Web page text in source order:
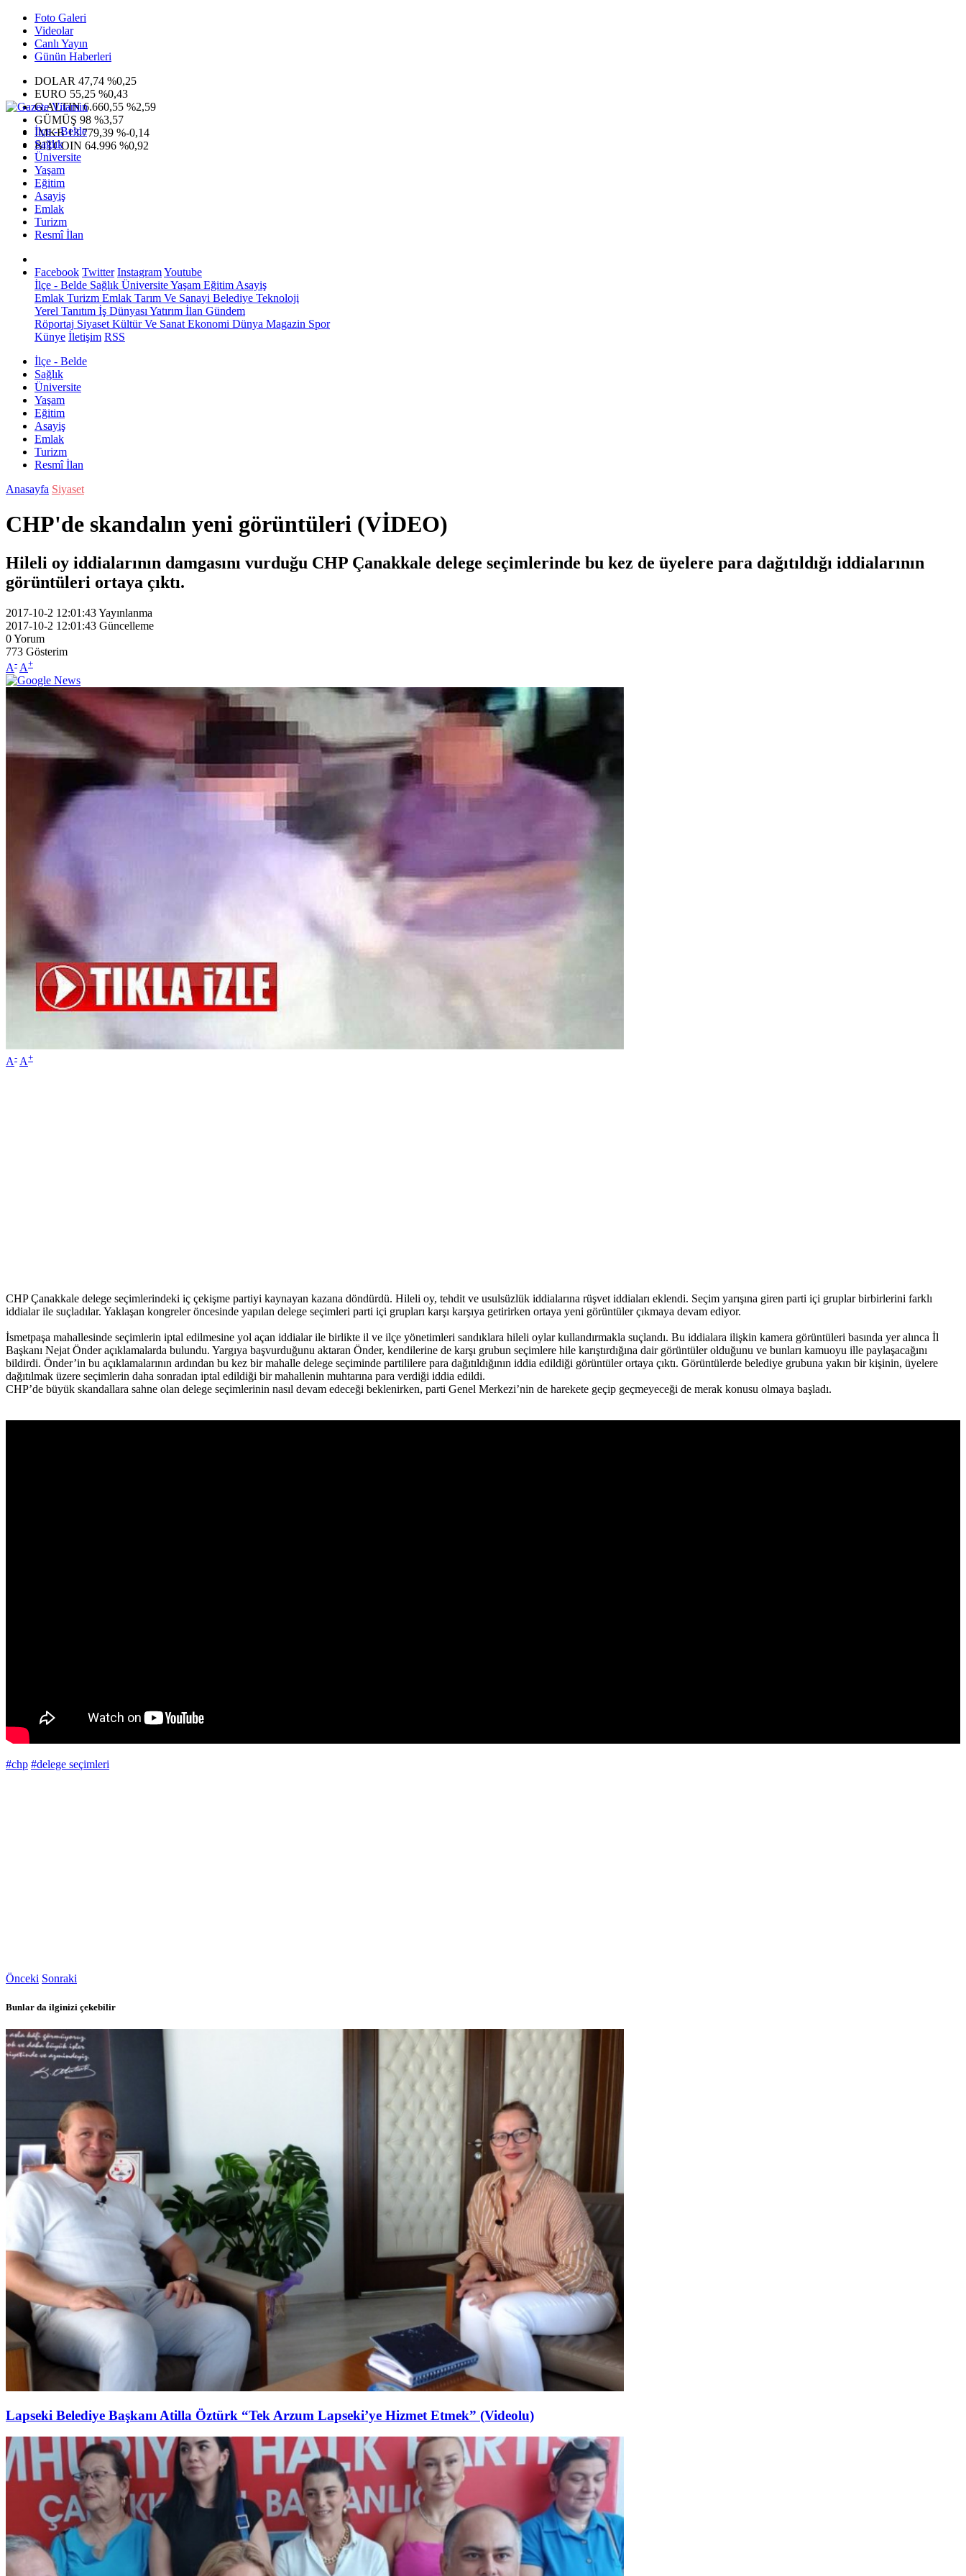
Foto Galeri
Videolar
Canlı Yayın
Günün Haberleri
DOLAR 47,74 %0,25
EURO 55,25 %0,43
G.ALTIN6.660,55 %2,59
GÜMÜŞ 98 %3,57
IMKB13.779,39 %-0,14
BITCOIN 64.996 %0,92
İlçe - Belde
Sağlık
Üniversite
Yaşam
Eğitim
Asayiş
Emlak
Turizm
Resmî İlan
Facebook Twitter InstagramYoutube
İlçe - Belde Sağlık ÜniversiteYaşam Eğitim Asayiş
Emlak Turizm Emlak Tarım Ve Sanayi Belediye Teknoloji
Yerel Tanıtım İş Dünyası Yatırım İlan Gündem
Röportaj Siyaset Kültür Ve Sanat Ekonomi Dünya Magazin Spor
Künye İletişim RSS
İlçe - Belde
Sağlık
Üniversite
Yaşam
Eğitim
Asayiş
Emlak
Turizm
Resmî İlan
Anasayfa Siyaset
CHP'de skandalın yeni görüntüleri (VİDEO)
Hileli oy iddialarının damgasını vurduğu CHP Çanakkale delege seçimlerinde bu kez de üyelere para dağıtıldığı iddialarının
görüntüleri ortaya çıktı.
2017-10-2 12:01:43Yayınlanma
2017-10-2 12:01:43 Güncelleme
0Yorum
773 Gösterim
A- A+
A- A+
CHP Çanakkale delege seçimlerindeki iç çekişme partiyi kaynayan kazana döndürdü. Hileli oy, tehdit ve usulsüzlük iddialarına rüşvet iddiaları eklendi. Seçim yarışına giren parti içi gruplar birbirlerini farklı
iddialar ile suçladılar. Yaklaşan kongreler öncesinde yapılan delege seçimleri parti içi grupları karşı karşıya getirirken ortaya yeni görüntüler çıkmaya devam ediyor.
İsmetpaşa mahallesinde seçimlerin iptal edilmesine yol açan iddialar ile birlikte il ve ilçe yönetimleri sandıklara hileli oylar kullandırmakla suçlandı. Bu iddialara ilişkin kamera görüntüleri basında yer alınca İl
Başkanı Nejat Önder açıklamalarda bulundu. Yargıya başvurduğunu aktaran Önder, kendilerine de karşı grubun seçimlere hile karıştırdığına dair görüntüler olduğunu ve bunları kamuoyu ille paylaşacağını
bildirdi. Önder’in bu açıklamalarının ardından bu kez bir mahalle delege seçiminde partililere para dağıtıldığının iddia edildiği görüntüler ortaya çıktı. Görüntülerde belediye grubuna yakın bir kişinin, üyelere
dağıtılmak üzere seçimlerin daha sonradan iptal edildiği bir mahallenin muhtarına para verdiği iddia edildi.
CHP’de büyük skandallara sahne olan delege seçimlerinin nasıl devam edeceği beklenirken, parti Genel Merkezi’nin de harekete geçip geçmeyeceği de merak konusu olmaya başladı.
#chp #delege seçimleri
Önceki Sonraki
Bunlar da ilginizi çekebilir
Lapseki Belediye Başkanı Atilla Öztürk “Tek Arzum Lapseki’ye Hizmet Etmek” (Videolu)